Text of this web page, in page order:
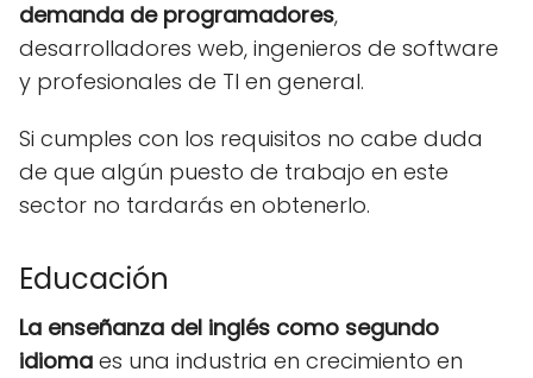
demanda de programadores,
desarrolladores web, ingenieros de software
y profesionales de TI en general.
Si cumples con los requisitos no cabe duda
de que algún puesto de trabajo en este
sector no tardarás en obtenerlo.
Educación
La enseñanza del inglés como segundo
idioma es una industria en crecimiento en